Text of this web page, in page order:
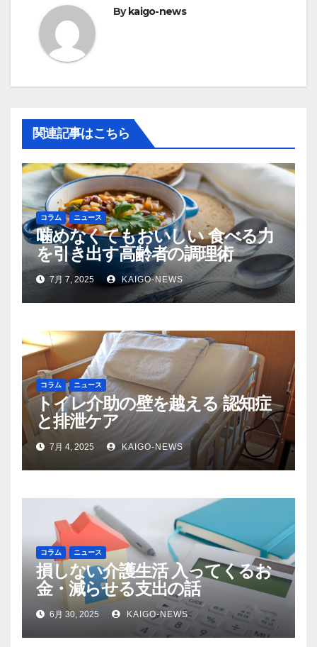
ゲ
ー
シ
ン
Bykaigo-news
関連記事はこちら
コラム ニュース
噛めなくてもおいしい 食べる力
を引き出す高齢者の調理術
7月 7, 2025 KAIGO-NEWS
コラム ニュース
トイレ介助の壁を越える 認知症
と排泄ケア
7月 4, 2025 KAIGO-NEWS
コラム ニュース
損しない介護生活 入ってくるお
金・減らせる支出の話
6月 30, 2025 KAIGO-NEWS